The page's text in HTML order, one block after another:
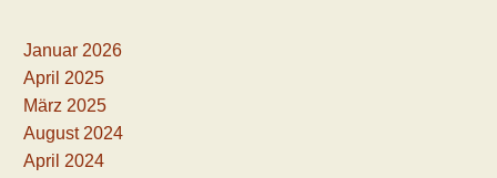
Januar 2026
April 2025
März 2025
August 2024
April 2024